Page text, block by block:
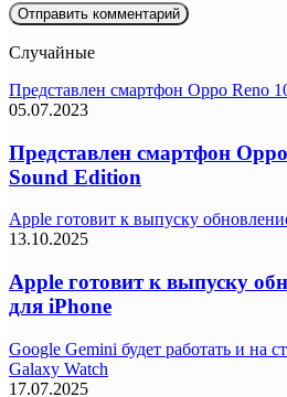
Случайные
Представлен смартфон Oppo Reno
05.07.2023
Представлен смартфон
Sound Edition
Apple готовит к выпуску
13.10.2025
Apple готовит к выпуску
для iPhone
Google Gemini будет работать и на
Galaxy Watch
17.07.2025